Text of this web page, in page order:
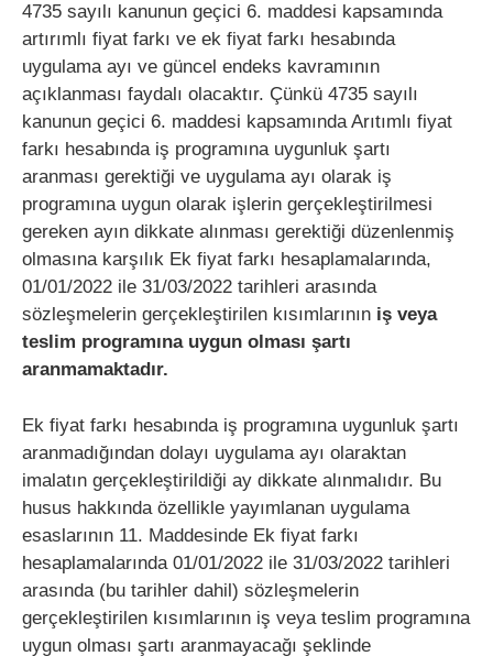
4735 sayılı kanunun geçici 6. maddesi kapsamında
artırımlı fiyat farkı ve ek fiyat farkı hesabında
uygulama ayı ve güncel endeks kavramının
açıklanması faydalı olacaktır. Çünkü 4735 sayılı
kanunun geçici 6. maddesi kapsamında Arıtımlı fiyat
farkı hesabında iş programına uygunluk şartı
aranması gerektiği ve uygulama ayı olarak iş
programına uygun olarak işlerin gerçekleştirilmesi
gereken ayın dikkate alınması gerektiği düzenlenmiş
olmasına karşılık Ek fiyat farkı hesaplamalarında,
01/01/2022 ile 31/03/2022 tarihleri arasında
sözleşmelerin gerçekleştirilen kısımlarının iş veya
teslim programına uygun olması şartı
aranmamaktadır.
Ek fiyat farkı hesabında iş programına uygunluk şartı
aranmadığından dolayı uygulama ayı olaraktan
imalatın gerçekleştirildiği ay dikkate alınmalıdır. Bu
husus hakkında özellikle yayımlanan uygulama
esaslarının 11. Maddesinde Ek fiyat farkı
hesaplamalarında 01/01/2022 ile 31/03/2022 tarihleri
arasında (bu tarihler dahil) sözleşmelerin
gerçekleştirilen kısımlarının iş veya teslim programına
uygun olması şartı aranmayacağı şeklinde